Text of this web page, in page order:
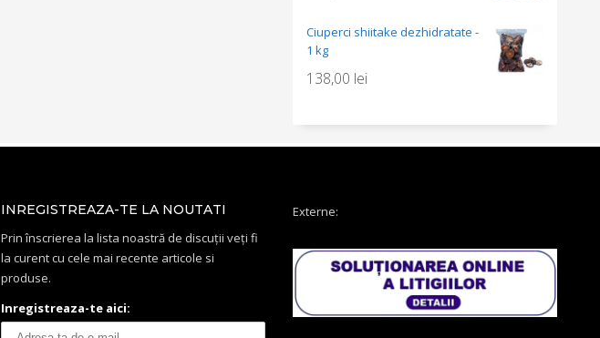
Ciuperci shiitake dezhidratate -
1 kg
138,00 lei
INREGISTREAZA-TE LA NOUTATI
Prin înscrierea la lista noastră de discuții veți fi
la curent cu cele mai recente articole si
produse.
Inregistreaza-te aici:
Externe: